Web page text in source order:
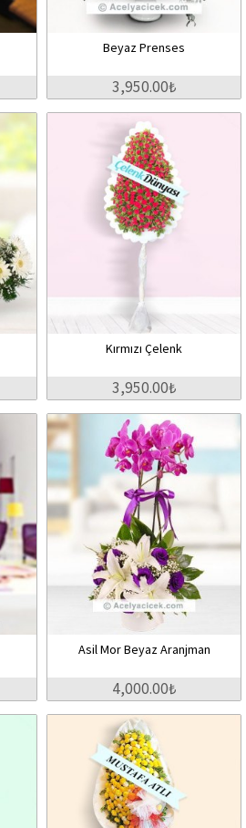
Beyaz Prenses
3,950.00₺
Kırmızı Çelenk
3,950.00₺
Asil Mor Beyaz Aranjman
4,000.00₺